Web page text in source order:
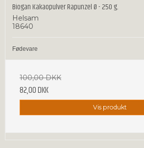
Biogan Kakaopulver Rapunzel Ø - 250 g.
Helsam
18640
Fødevare
100,00 DKK
82,00 DKK
Vis produkt